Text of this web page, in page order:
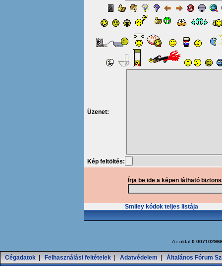
Üzenet:
Kép feltöltés:
Írja be ide a képen látható
Smiley kódok teljes listája
Az oldal
Cégadatok Felhasználási feltételek Adatvédelem Általános Fórum